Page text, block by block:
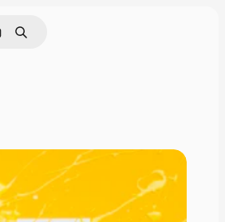
像で検索
検索